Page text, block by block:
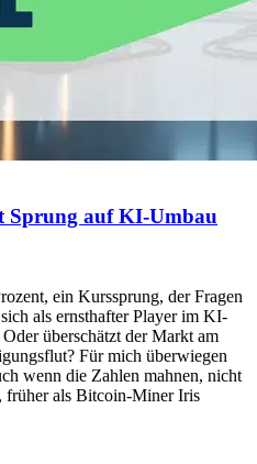
Sprung auf KI-Umbau
ein Kurssprung, der Fragen
als ernsthafter Player im KI-
überschätzt der Markt am
Für mich überwiegen
wenn die Zahlen mahnen, nicht
früher als Bitcoin-Miner Iris